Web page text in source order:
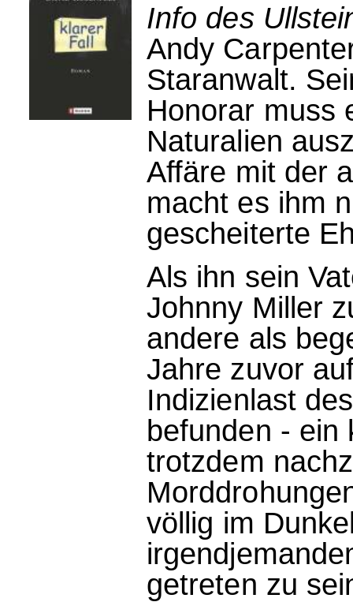
Info des
Andy
Staranwalt.
Honorar muss
Naturalien
Affäre mit der
macht es ihm
gescheiterte
Als ihn sein
Johnny Miller
andere als
Jahre zuvor
Indizienlast
befunden - ein
trotzdem
völlig im
getreten zu